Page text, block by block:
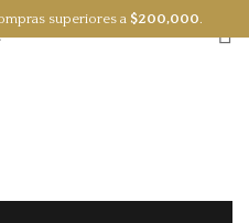
superiores a $200,000.